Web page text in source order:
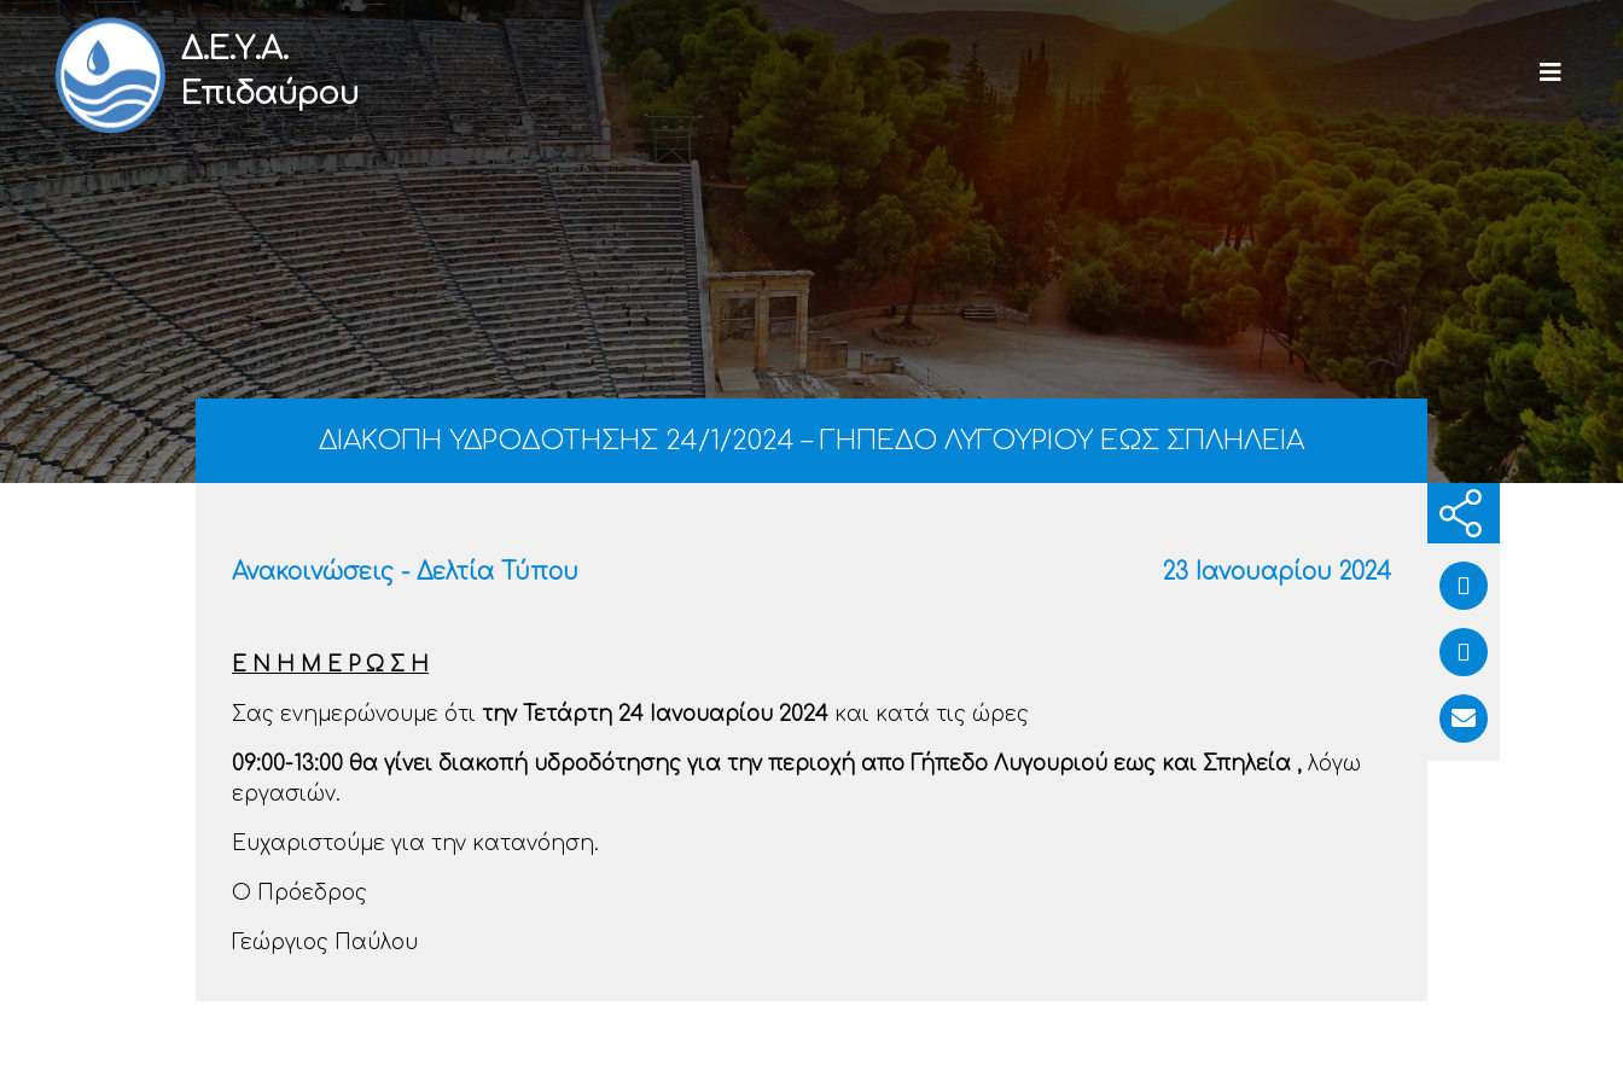
Δ.Ε.Υ.Α.
Επιδαύρου
ΔΙΑΚΟΠΗ ΥΔΡΟΔΟΤΗΣΗΣ 24/1/2024 – ΓΗΠΕΔΟ ΛΥΓΟΥΡΙΟΥ ΕΩΣ ΣΠΛΗΛΕΙΑ
Ανακοινώσεις - Δελτία Τύπου 23 Ιανουαρίου 2024
Ε Ν Η Μ Ε Ρ Ω Σ Η
Σας ενημερώνουμε ότι την Τετάρτη 24 Ιανουαρίου 2024 και κατά τις ώρες
09:00-13:00 θα γίνει διακοπή υδροδότησης για την περιοχή απο Γήπεδο Λυγουριού εως και Σπηλεία , λόγω
εργασιών.
Ευχαριστούμε για την κατανόηση.
Ο Πρόεδρος
Γεώργιος Παύλου